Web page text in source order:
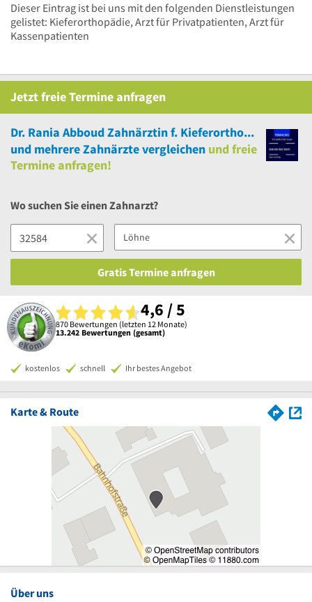
Dieser Eintrag ist bei uns mit den folgenden Dienstleistungen
gelistet: Kieferorthopädie, Arzt für Privatpatienten, Arzt für
Kassenpatienten
JetztfreieTermine anfragen
Dr. Rania Abboud Zahnärztin f. Kieferorthopädie
und mehrereZahnärzte vergleichen undfreie
Termine anfragen!
Wo suchen Sie einen Zahnarzt?
Gratis Termine anfragen
4,6 / 5
870 Bewertungen (letzten 12 Monate)
13.242 Bewertungen (gesamt)
kostenlos schnell Ihr bestes Angebot
Karte & Route
Über uns